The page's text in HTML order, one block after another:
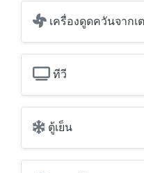
เครื่องดูดควันจากเ
ทีวี
ตู้เย็น